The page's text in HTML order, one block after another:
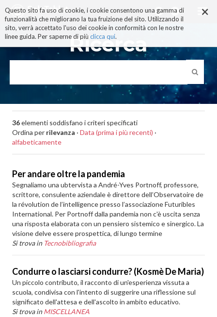
×
Questo sito fa uso di cookie, i cookie consentono una gamma di
funzionalità che migliorano la tua fruizione del sito. Utilizzando il
sito, verrà accettato l'uso dei cookie in conformità con le nostre
linee guida. Per saperne di più clicca qui.
ai
contenuti.
|
alla
navigazione
Ricerca
36elementi soddisfano i criteri specificati
Ordina per rilevanza · Data (prima i più recenti) ·
alfabeticamente
Per andare oltre la pandemia
Segnaliamo una ubtervista a André-Yves Portnoff, professore,
scrittore, consulente aziendale è direttore dell’Observatoire de
la révolution de l’intelligence presso l’associazione Futuribles
International. Per Portnoff dalla pandemia non c'è uscita senza
una risposta elaborata con un pensiero sistemico e sinergico. La
visione delve essere prospettica, di lungo termine
Si trova in Tecnobibliografia
Condurre o lasciarsi condurre? (Kosmè De Maria)
Un piccolo contributo, il racconto di un'esperienza vissuta a
scuola, condivisa con l'intento di suggerire una riflessione sul
significato dell'attesa e dell'ascolto in ambito educativo.
Si trova in MISCELLANEA